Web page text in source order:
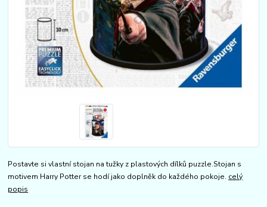
Postavte si vlastní stojan na tužky z plastových dílků puzzle.Stojan s
motivem Harry Potter se hodí jako doplněk do každého pokoje. celý
popis